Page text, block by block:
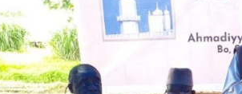
صلى الله عليه وسلم >> المزيد